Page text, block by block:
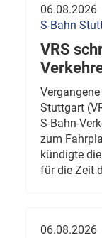
06.08.2026
S-Bahn
VRS
Stuttgart
S-Bahn-
zum
kündigte
für die Zeit
06.08.2026